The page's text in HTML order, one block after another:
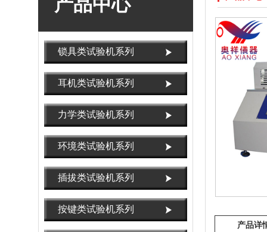
锁具类试验机系列
耳机类试验机系列
力学类试验机系列
环境类试验机系列
插拔类试验机系列
按键类试验机系列
产品详